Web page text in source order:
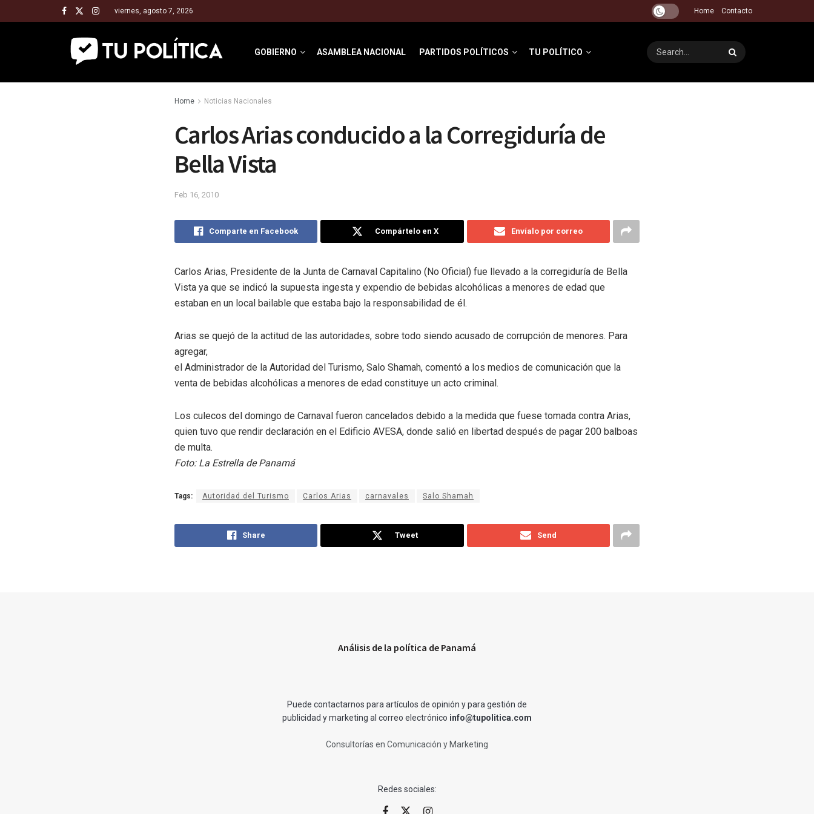
viernes, agosto 7, 2026 Home Contacto
GOBIERNO ASAMBLEA NACIONAL PARTIDOS POLÍTICOS TU POLÍTICO
Home Noticias Nacionales
Carlos Arias conducido a la Corregiduría de
Bella Vista
Feb 16, 2010
Comparte en Facebook Compártelo en X Envíalo por correo
Carlos Arias, Presidente de la Junta de Carnaval Capitalino (No Oficial) fue llevado a la corregiduría de Bella
Vista ya que se indicó la supuesta ingesta y expendio de bebidas alcohólicas a menores de edad que
estaban en un local bailable que estaba bajo la responsabilidad de él.
Arias se quejó de la actitud de las autoridades, sobre todo siendo acusado de corrupción de menores. Para
agregar,
el Administrador de la Autoridad del Turismo, Salo Shamah, comentó a los medios de comunicación que la
venta de bebidas alcohólicas a menores de edad constituye un acto criminal.
Los culecos del domingo de Carnaval fueron cancelados debido a la medida que fuese tomada contra Arias,
quien tuvo que rendir declaración en el Edificio AVESA, donde salió en libertad después de pagar 200 balboas
de multa.
Foto: La Estrella de Panamá
Tags: Autoridad del Turismo Carlos Arias carnavales Salo Shamah
Share Tweet Send
Análisis de la política de Panamá
Puede contactarnos para artículos de opinión y para gestión de
publicidad y marketing al correo electrónico info@tupolitica.com
Consultorías en Comunicación y Marketing
Redes sociales: